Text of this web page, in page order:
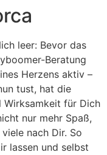
leer: Bevor das
Beratung
Herzens aktiv –
tust, hat die
Wirksamkeit für Dich
nur mehr Spaß,
nach Dir. So
lassen und selbst